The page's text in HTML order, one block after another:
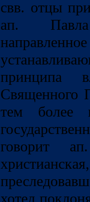
свв. отцы
ап.
принципа
Священного
тем более
говорит
хотел